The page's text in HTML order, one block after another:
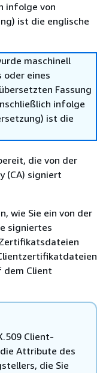
infolge von
ist die englische
maschinell
oder eines
Fassung
infolge
ist die
die von der
(CA) signiert
wie Sie ein von der
signiertes
dem Client
Client-
Attribute des
die Sie